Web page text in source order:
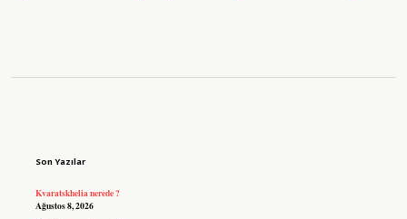
Son Yazılar
Kvaratskhelia nerede ?
Ağustos 8, 2026